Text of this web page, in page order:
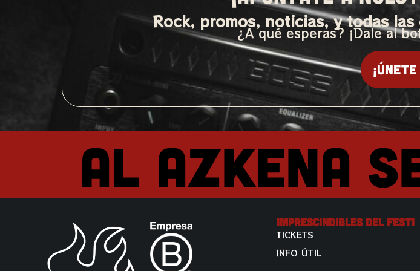
Rock, promos, noticias, y todas
¿A qué esperas? ¡Dale al
Al Azkena
Imprescindibles Del Festi
TICKETS
INFO ÚTIL